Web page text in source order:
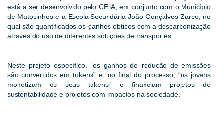
está a ser desenvolvido pelo CEiiA, em conjunto com o Município
de Matosinhos e a Escola Secundária João Gonçalves Zarco, no
qual são quantificados os ganhos obtidos com a descarbonização
através do uso de diferentes soluções de transportes.
Neste projeto específico, “os ganhos de redução de emissões
são convertidos em tokens” e, no final do processo, “os jovens
monetizam os seus tokens” e financiam projetos de
sustentabilidade e projetos com impactos na sociedade.